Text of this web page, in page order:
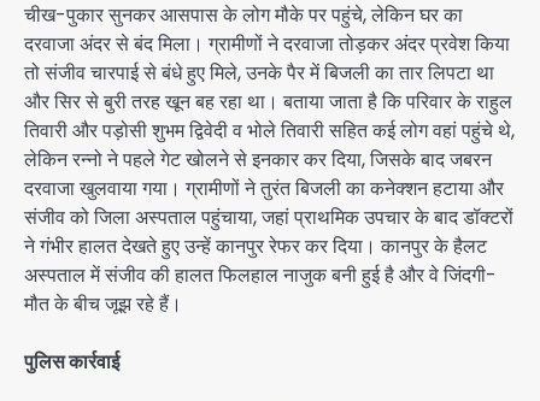
चीख-पुकार सुनकर आसपास के लोग मौके पर पहुंचे, लेकिन घर का
दरवाजा अंदर से बंद मिला। ग्रामीणों ने दरवाजा तोड़कर अंदर प्रवेश किया
तो संजीव चारपाई से बंधे हुए मिले, उनके पैर में बिजली का तार लिपटा था
और सिर से बुरी तरह खून बह रहा था। बताया जाता है कि परिवार के राहुल
तिवारी और पड़ोसी शुभम द्विवेदी व भोले तिवारी सहित कई लोग वहां पहुंचे थे,
लेकिन रन्नो ने पहले गेट खोलने से इनकार कर दिया, जिसके बाद जबरन
दरवाजा खुलवाया गया। ग्रामीणों ने तुरंत बिजली का कनेक्शन हटाया और
संजीव को जिला अस्पताल पहुंचाया, जहां प्राथमिक उपचार के बाद डॉक्टरों
ने गंभीर हालत देखते हुए उन्हें कानपुर रेफर कर दिया। कानपुर के हैलट
अस्पताल में संजीव की हालत फिलहाल नाजुक बनी हुई है और वे जिंदगी-
मौत के बीच जूझ रहे हैं।
पुलिस कार्रवाई